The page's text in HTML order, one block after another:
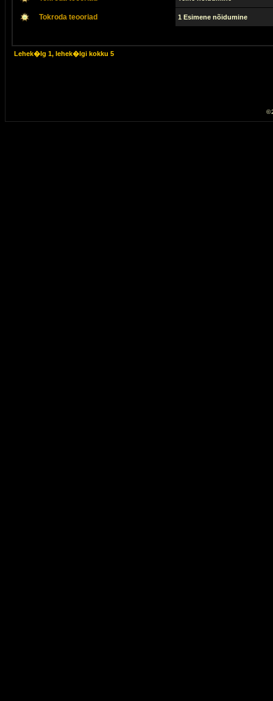
Tokroda teooriad 1 Esimene nõidumine
Lehek�lg 1, lehek�lgi kokku 5
©